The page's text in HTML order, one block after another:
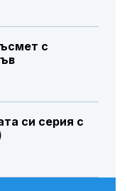
с
си серия с